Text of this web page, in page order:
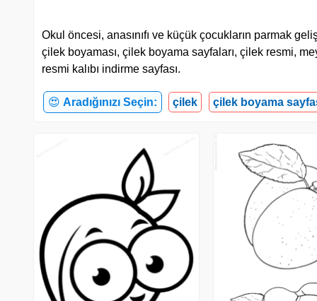
Okul öncesi, anasınıfı ve küçük çocukların parmak
çilek boyaması, çilek boyama sayfaları, çilek resmi,
resmi kalıbı indirme sayfası.
😍 Aradığınızı Seçin: çilek çilek boyama